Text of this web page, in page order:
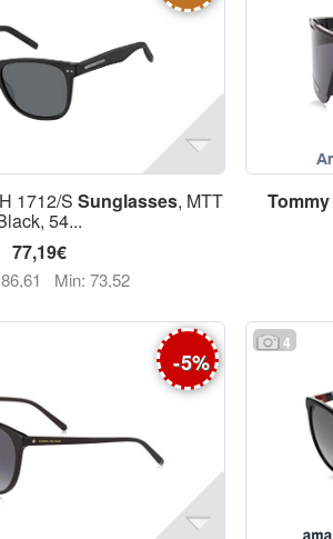
1712/S Sunglasses, MTT
54...
77,19€
Min: 73,52
Tommy
-5%
4